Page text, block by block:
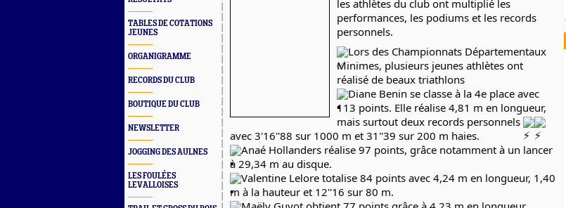
TABLES DE COTATIONS
JEUNES
ORGANIGRAMME
RECORDS DU CLUB
BOUTIQUE DU CLUB
NEWSLETTER
JOGGING DES AULNES
LES FOULÉES
LEVALLOISES
les athlètes du club ont multiplié les
performances, les podiums et les records
personnels.
Lors des Championnats Départementaux
Minimes, plusieurs jeunes athlètes ont
réalisé de beaux triathlons
Diane Benin se classe à la 4e place avec
113 points. Elle réalise 4,81 m en longueur,
mais surtout deux records personnels
avec 3'16''88 sur 1000 m et 31''39 sur 200 m haies.
Anaé Hollanders réalise 97 points, grâce notamment à un lancer
à 29,34 m au disque.
Valentine Lelore totalise 84 points avec 4,24 m en longueur, 1,40
m à la hauteur et 12''16 sur 80 m.